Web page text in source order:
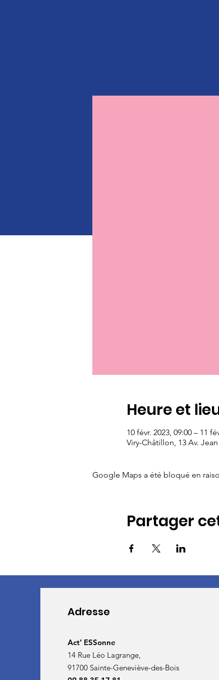
Heure et
10 févr. 2023, 09:00 – 11
Viry-Châtillon, 13 Av.
Google Maps a été bloqué en
Partager
Adresse
Act’ ESSonne
14 Rue Léo Lagrange,
91700 Sainte-Geneviève-des-Bois